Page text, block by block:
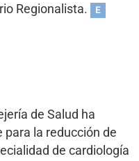
Regionalista.
E
de Salud ha
para la reducción de
de cardiología